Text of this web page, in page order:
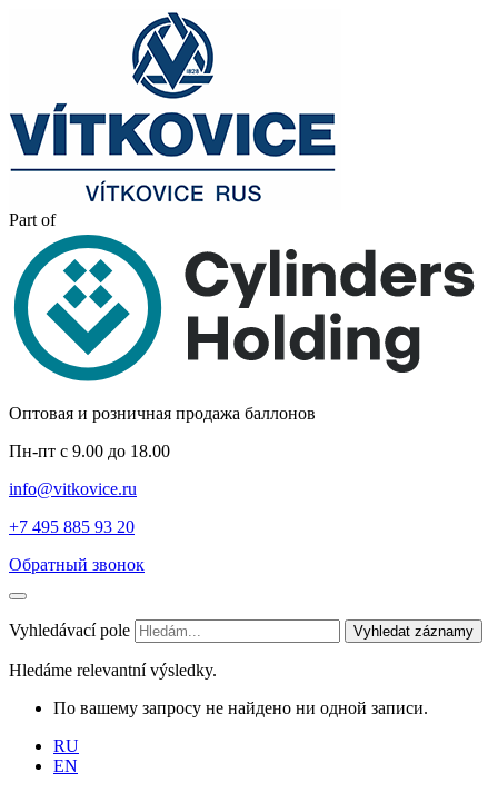
Part of
Оптовая и розничная продажа баллонов
Пн-пт с 9.00 до 18.00
info@vitkovice.ru
+7 495 885 93 20
Обратный звонок
Vyhledávací pole Vyhledat záznamy
Hledáme relevantní výsledky.
По вашему запросу не найдено ни одной записи.
RU
EN